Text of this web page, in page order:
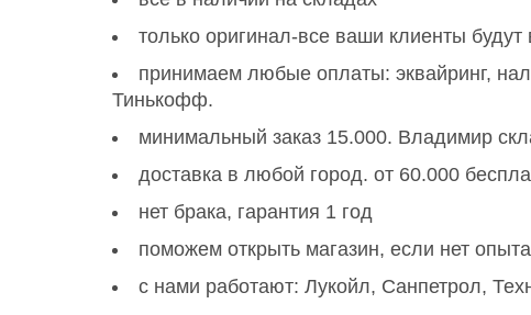
только оригинал-все ваши клиенты
принимаем любые оплаты: эквайринг,
Тинькофф.
минимальный заказ 15.000. Владимир
доставка в любой город. от 60.000
нет брака, гарантия 1 год
поможем открыть магазин, если нет
с нами работают: Лукойл, Санпетрол,